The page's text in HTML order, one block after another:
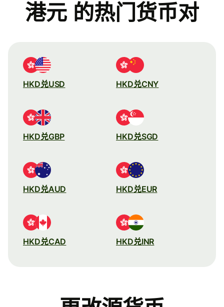
港元 的热门货币对
HKD兑USD HKD兑CNY
HKD兑GBP HKD兑SGD
HKD兑AUD HKD兑EUR
HKD兑CAD HKD兑INR